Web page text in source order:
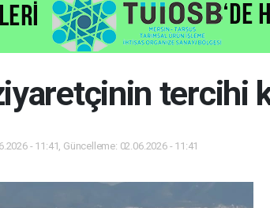
tercihi
- 11:41, Güncelleme: 02.06.2026 - 11:41